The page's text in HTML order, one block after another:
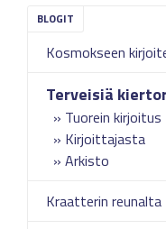
Kosmokseen
Terveisiä
Tuorein kirjoitus
Kirjoittajasta
Arkisto
Kraatterin reunalta